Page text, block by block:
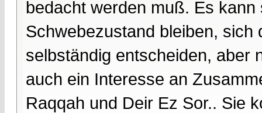
bedacht werden muß. Es
Schwebezustand bleiben,
selbständig entscheiden, aber
auch ein Interesse an
Raqqah und Deir Ez Sor.. Sie